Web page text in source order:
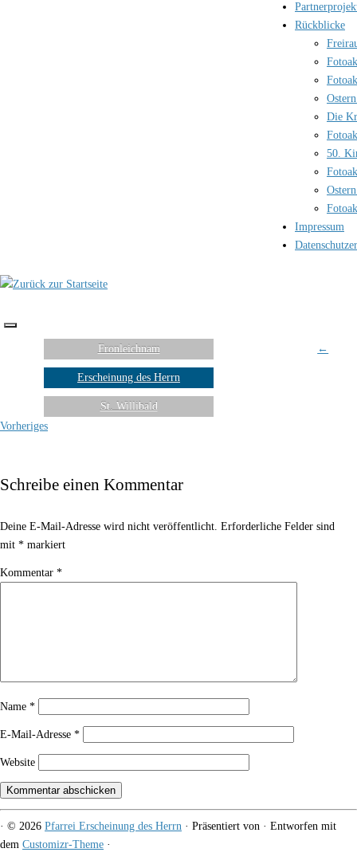
Rückblicke
Die
50.
Impressum
Fronleichnam
Erscheinung des Herrn
St. Willibald
←
Vorheriges
Schreibe einen Kommentar
Deine E-Mail-Adresse wird nicht veröffentlicht. Erforderliche Felder sind
mit * markiert
Kommentar *
Name *
E-Mail-Adresse *
Website
· © 2026 Pfarrei Erscheinung des Herrn · Präsentiert von · Entworfen mit
dem Customizr-Theme ·